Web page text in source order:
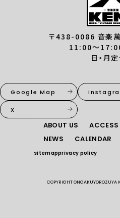
〒438-0086 音楽
11:00〜17:00
日・月
Google Map
X
ABOUT US ACCESS
NEWS
CALENDAR
sitemapprivacy policy
COPYRIGHT ONGAKUYOROZUYA